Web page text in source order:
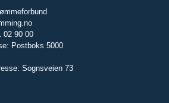
02 90 00
Postboks 5000
Sognsveien 73